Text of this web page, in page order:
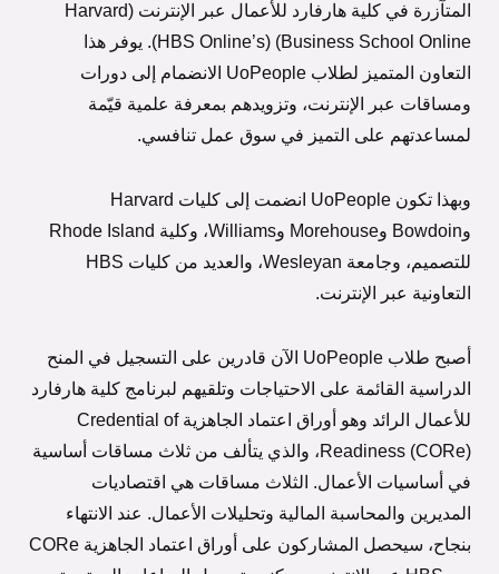
المتآزرة في كلية هارفارد للأعمال عبر الإنترنت (Harvard
Business School Online) (HBS Online’s). يوفر هذا
التعاون المتميز لطلاب UoPeople الانضمام إلى دورات
ومساقات عبر الإنترنت، وتزويدهم بمعرفة علمية قيّمة
لمساعدتهم على التميز في سوق عمل تنافسي.
وبهذا تكون UoPeople انضمت إلى كليات Harvard
وBowdoin وMorehouse وWilliams، وكلية Rhode Island
للتصميم، وجامعة Wesleyan، والعديد من كليات HBS
التعاونية عبر الإنترنت.
أصبح طلاب UoPeople الآن قادرين على التسجيل في المنح
الدراسية القائمة على الاحتياجات وتلقيهم لبرنامج كلية هارفارد
للأعمال الرائد وهو أوراق اعتماد الجاهزية Credential of
Readiness (CORe)، والذي يتألف من ثلاث مساقات أساسية
في أساسيات الأعمال. الثلاث مساقات هي اقتصاديات
المديرين والمحاسبة المالية وتحليلات الأعمال. عند الانتهاء
بنجاح، سيحصل المشاركون على أوراق اعتماد الجاهزية CORe